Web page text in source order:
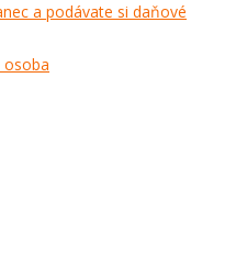
a podávate si daňové
osoba